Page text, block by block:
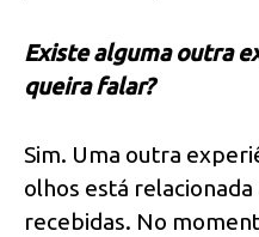
Existe alguma outra
queira falar?
Sim. Uma outra
olhos está
recebidas. No